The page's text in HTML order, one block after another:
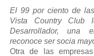
El 99 por ciento de
Vista Country Club
Desarrollador, una
reconoce ser socia
Otra de las